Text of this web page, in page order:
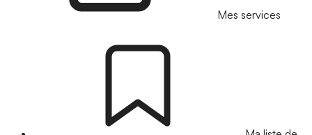
Mes services